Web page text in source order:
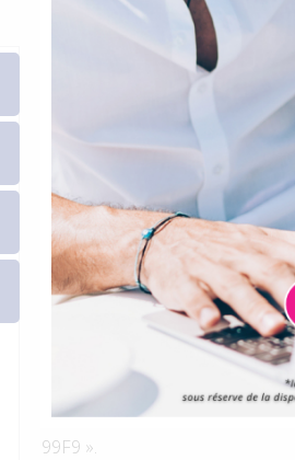
Comment garantir la prise en
Pour chaque formation que
disposer d’un compte DPC et
www.agencedpc.fr
. En
Saisissez votre identifiant et
l’écran
Cliquez sur « Recherche
Renseignez le N° de référence
cliquez sur « rechercher » ou
formations proposées
99F9 ».